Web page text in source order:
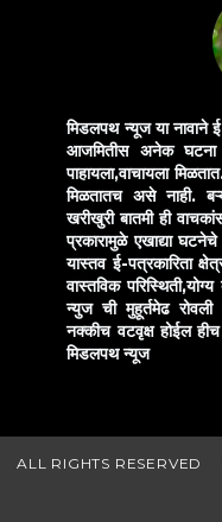
मिडलपथ न्यूज या नावाने
आजमितीस अनेक घटना ई-
पाहायला,वाचायला
मिळतातच असे नाही.
खरीखुरी बातमी ही
प्रकारामुळे एखाद्या
यास्तव ई-पत्रकारिता
वास्तविक
न्युज ची मुहूर्तमेढ रोवली
नक्कीच वटवृक्ष होईल
मिडलपथ न्यूज
ALL RIGHTS RESERVED